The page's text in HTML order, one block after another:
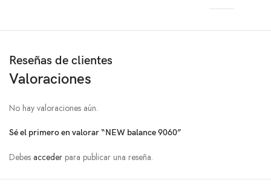
Reseñas de clientes
Valoraciones
No hay valoraciones aún.
Sé el primero en valorar “NEW balance 9060”
Debesacceder para publicar una reseña.